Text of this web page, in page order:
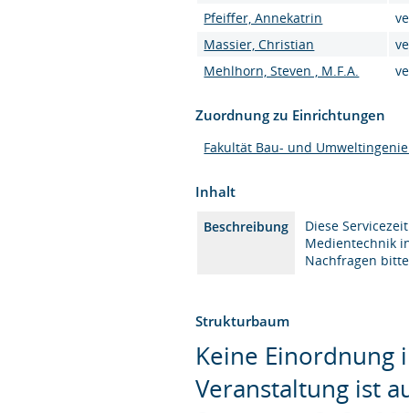
Pfeiffer, Annekatrin
Massier, Christian
Mehlhorn, Steven , M.F.A.
Zuordnung zu Einrichtungen
Fakultät Bau- und
Inhalt
Beschreibung
Diese
Medientechnik
Nachfragen
Strukturbaum
Keine Einordnung
Veranstaltung ist